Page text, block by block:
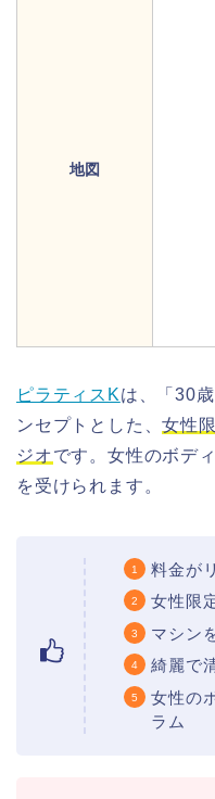
地図
ピラティスKは、「30
ンセプトとした、女性
ジオ です。女性のボデ
を受けられます。
料金が
女性限
マシン
綺麗で
女性の
ラム